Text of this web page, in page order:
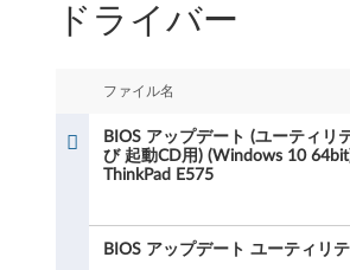
ア
ー
ドライバー
ファイル名
BIOS アップデート (ユーティリ
び 起動CD用) (Windows 10
ThinkPad E575
BIOS アップデート ユーティリ